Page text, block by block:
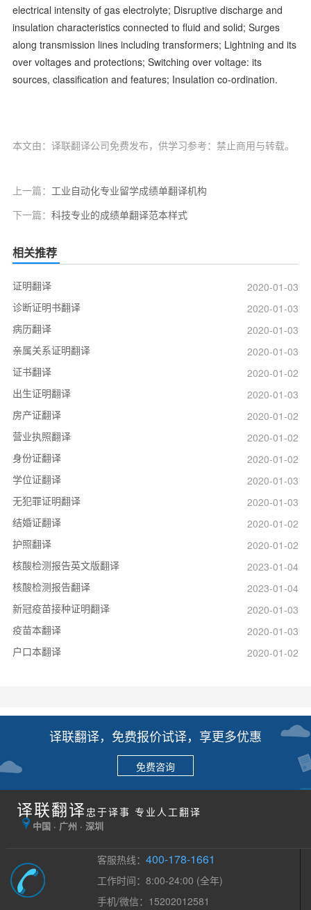
electrical intensity of gas electrolyte; Disruptive discharge and
insulation characteristics connected to fluid and solid; Surges
along transmission lines including transformers; Lightning and its
over voltages and protections; Switching over voltage: its
sources, classification and features; Insulation co-ordination.
本文由：译联翻译公司免费发布，供学习参考：禁止商用与转载。
上一篇： 工业自动化专业留学成绩单翻译机构
下一篇： 科技专业的成绩单翻译范本样式
相关推荐
证明翻译
2020-01-03
诊断证明书翻译
2020-01-03
病历翻译
2020-01-03
亲属关系证明翻译
2020-01-03
证书翻译
2020-01-02
出生证明翻译
2020-01-03
房产证翻译
2020-01-02
营业执照翻译
2020-01-02
身份证翻译
2020-01-02
学位证翻译
2020-01-03
无犯罪证明翻译
2020-01-03
结婚证翻译
2020-01-02
护照翻译
2020-01-02
核酸检测报告英文版翻译
2023-01-04
核酸检测报告翻译
2023-01-04
新冠疫苗接种证明翻译
2020-01-03
疫苗本翻译
2020-01-03
户口本翻译
2020-01-02
译联翻译，免费报价试译，享更多优惠
免费咨询
译联翻译 忠于译事 专业人工翻译
中国 · 广州 · 深圳
客服热线：400-178-1661
工作时间：8:00-24:00 (全年)
手机/微信：15202012581